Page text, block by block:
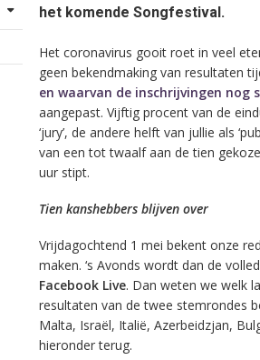
het komende Songfestival.
Het coronavirus gooit roet in veel
geen bekendmaking van resultaten
en waarvan de inschrijvingen nog
aangepast. Vijftig procent van de
‘jury’, de andere helft van jullie als
van een tot twaalf aan de tien
uur stipt.
Tien kanshebbers blijven over
Vrijdagochtend 1 mei bekent onze
maken. ‘s Avonds wordt dan de
Facebook Live. Dan weten we welk
resultaten van de twee stemrondes
Malta, Israël, Italië, Azerbeidzjan,
hieronder terug.